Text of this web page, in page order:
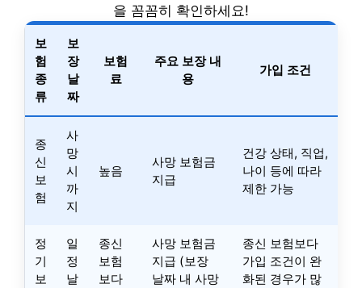
을 꼼꼼히 확인하세요!
보
험
종
류
보
장
날
짜
보험
료
주요 보장 내
용
가입 조건
종
신
보
험
사
망
시
까
지
높음
사망 보험금
지급
건강 상태, 직업,
나이 등에 따라
제한 가능
정
기
보
일
정
날
종신
보험
보다
사망 보험금
지급 (보장
날짜 내 사망
종신 보험보다
가입 조건이 완
화된 경우가 많